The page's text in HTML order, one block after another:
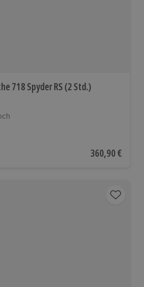
718 Spyder RS (2 Std.)
Aktueller Preis
360,90 €